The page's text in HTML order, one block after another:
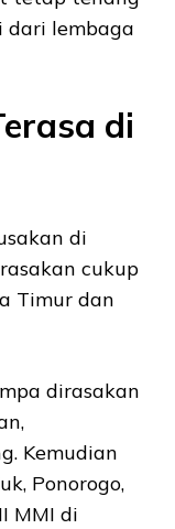
dari lembaga
di
di
cukup
Timur dan
dirasakan
Kemudian
Ponorogo,
MMI di